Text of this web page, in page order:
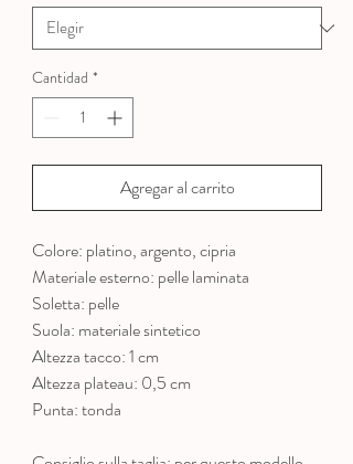
Cantidad *
Agregar al carrito
Colore: platino, argento, cipria
Materiale esterno: pelle laminata
Soletta: pelle
Suola: materiale sintetico
Altezza tacco: 1 cm
Altezza plateau: 0,5 cm
Punta: tonda